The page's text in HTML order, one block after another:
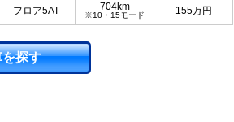
フロア5AT 704km
※10・15モード 155万円
探す